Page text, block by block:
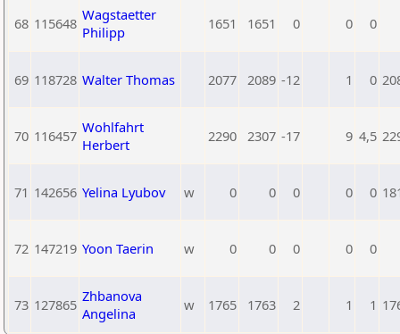
68 115648 Wagstaetter
Philipp
1651 1651 0 0 0
69 118728 Walter Thomas 2077 2089 -12 1 0
70 116457 Wohlfahrt
Herbert
2290 2307 -17 9 4,5
71 142656 Yelina Lyubov w 0 0 0 0 0
72 147219 Yoon Taerin w 0 0 0 0 0
73 127865 Zhbanova
Angelina
w 1765 1763 2 1 1